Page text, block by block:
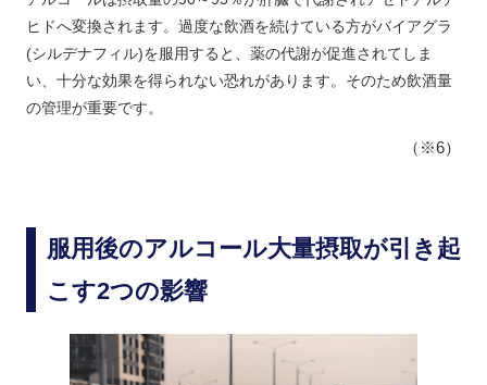
ヒドへ変換されます。過度な飲酒を続けている方がバイアグラ
(シルデナフィル)を服用すると、薬の代謝が促進されてしま
い、十分な効果を得られない恐れがあります。そのため飲酒量
の管理が重要です。
（※6）
服用後のアルコール大量摂取が引き起
こす2つの影響